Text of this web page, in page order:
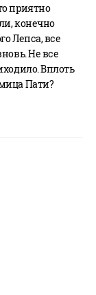
приятно
конечно
Лепса, все
Не все
Вплоть
Пати?